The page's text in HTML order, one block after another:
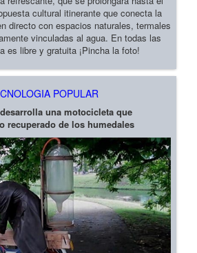
cultural itinerante que conecta la
directo con espacios naturales, termales
vinculadas al agua. En todas las
es libre y gratuita ¡Pincha la foto!
POPULAR
una motocicleta que
recuperado de los humedales